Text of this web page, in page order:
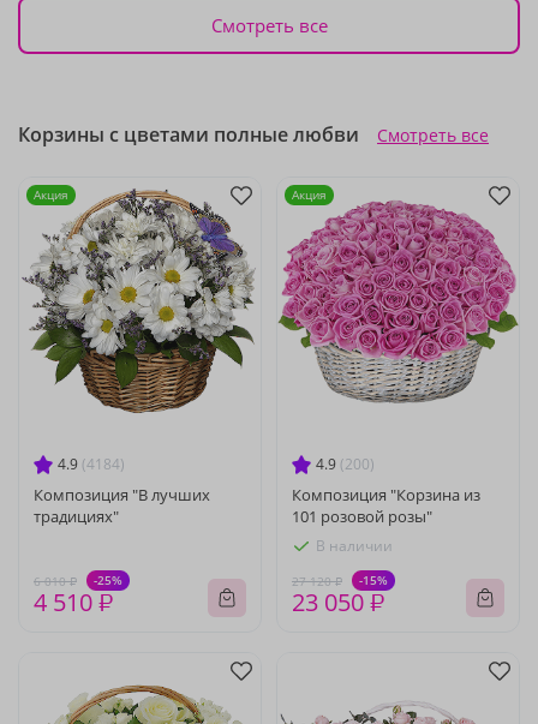
Смотреть все
Корзины с цветами полные любви Смотреть все
4.9 (4184)
Композиция "В лучших
традициях"
6 010 ₽ -25%
4 510 ₽
Акция
4.9 (200)
Композиция "Корзина из
101 розовой розы"
В наличии
27 120 ₽ -15%
23 050 ₽
Акция